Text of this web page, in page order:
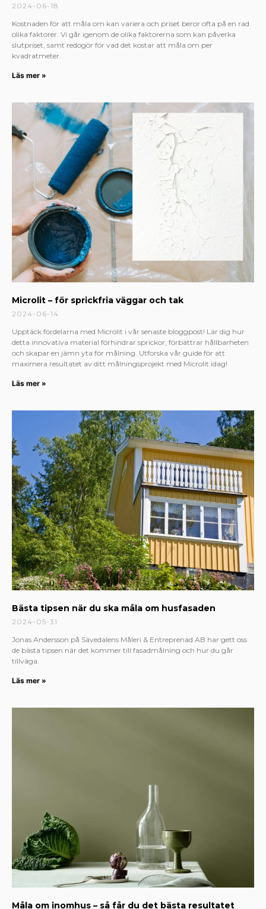
2024-06-18
Kostnaden för att måla om kan variera och priset beror ofta på en rad
olika faktorer. Vi går igenom de olika faktorerna som kan påverka
slutpriset, samt redogör för vad det kostar att måla om per
kvadratmeter.
Läs mer »
Microlit – för sprickfria väggar och tak
2024-06-14
Upptäck fördelarna med Microlit i vår senaste bloggpost! Lär dig hur
detta innovativa material förhindrar sprickor, förbättrar hållbarheten
och skapar en jämn yta för målning. Utforska vår guide för att
maximera resultatet av ditt målningsprojekt med Microlit idag!
Läs mer »
Bästa tipsen när du ska måla om husfasaden
2024-05-31
Jonas Andersson på Sävedalens Måleri & Entreprenad AB har gett oss
de bästa tipsen när det kommer till fasadmålning och hur du går
tillväga.
Läs mer »
Måla om inomhus – så får du det bästa resultatet